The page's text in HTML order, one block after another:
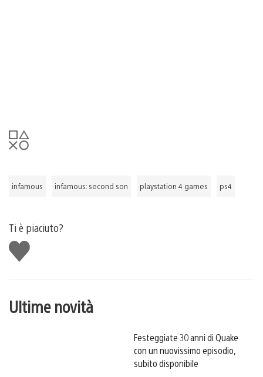
infamous infamous: second son playstation 4 games ps4
Ti è piaciuto?
Mi
piace
Ultime novità
Festeggiate 30 anni di Quake
con un nuovissimo episodio,
subito disponibile